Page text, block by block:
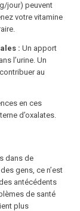
jour) peuvent
votre vitamine
: Un apport
l’urine. Un
au
en ces
d’oxalates.
dans de
gens, ce n’est
antécédents
de santé
plus